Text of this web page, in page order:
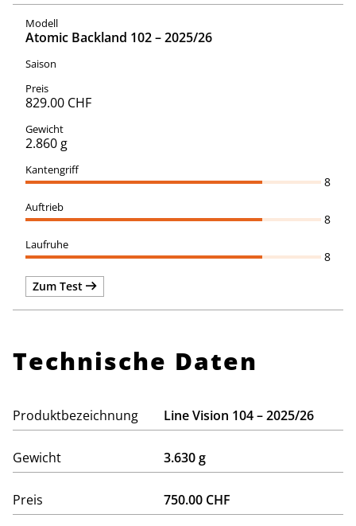
Atomic Backland 102 – 2025/26
829.00 CHF
2.860 g
8
8
8
Zum Test
Technische Daten
Produktbezeichnung Line Vision 104 – 2025/26
Gewicht 3.630 g
Preis 750.00 CHF